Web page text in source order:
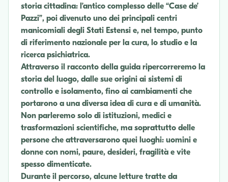
storia cittadina: l’antico complesso delle “Case de’
Pazzi”, poi divenuto uno dei principali centri
manicomiali degli Stati Estensi e, nel tempo, punto
di riferimento nazionale per la cura, lo studio e la
ricerca psichiatrica.
Attraverso il racconto della guida ripercorreremo la
storia del luogo, dalle sue origini ai sistemi di
controllo e isolamento, fino ai cambiamenti che
portarono a una diversa idea di cura e di umanità.
Non parleremo solo di istituzioni, medici e
trasformazioni scientifiche, ma soprattutto delle
persone che attraversarono quei luoghi: uomini e
donne con nomi, paure, desideri, fragilità e vite
spesso dimenticate.
Durante il percorso, alcune letture tratte da